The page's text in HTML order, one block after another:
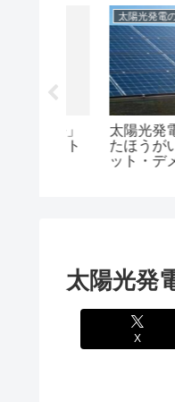
太陽光発電の導入に
DIYで太陽光
導入しよう！
ギーライフへ
太陽光発
X